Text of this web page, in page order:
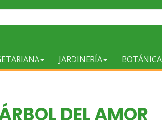
JARDINERÍA BOTÁNICA
DEL AMOR